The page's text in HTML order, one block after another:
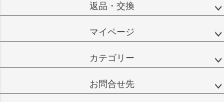
返品・交換
マイページ
カテゴリー
お問合せ先